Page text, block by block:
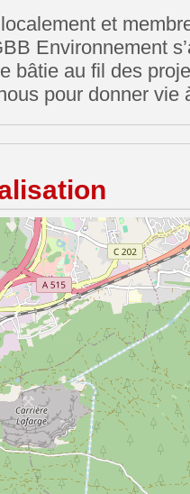
et
Environnement
bâtie au fil des
pour donner vie